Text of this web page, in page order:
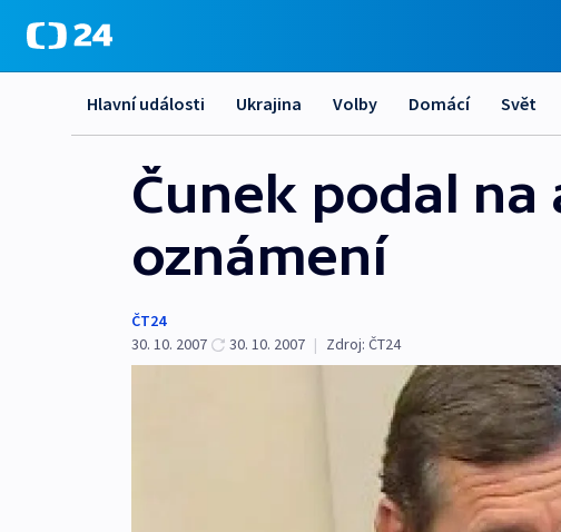
Hlavní události Ukrajina Volby Domácí Svět
Čunek podal
oznámení
ČT24
30. 10. 2007
30. 10. 2007 | Zdroj: ČT24